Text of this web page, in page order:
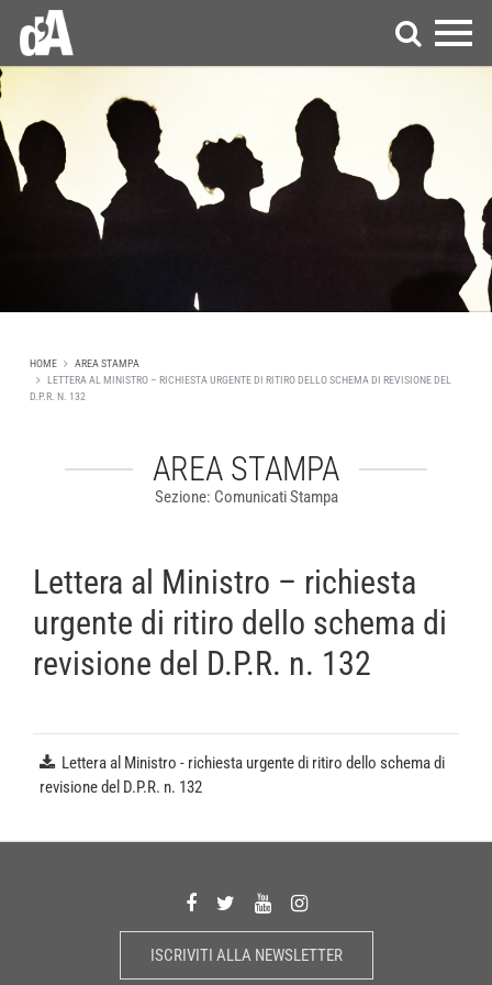
HOME
AREA STAMPA
LETTERA AL MINISTRO – RICHIESTA URGENTE DI RITIRO DELLO SCHEMA DI REVISIONE DEL
D.P.R. N. 132
AREA STAMPA
Sezione: Comunicati Stampa
Lettera al Ministro – richiesta
urgente di ritiro dello schema di
revisione del D.P.R. n. 132
Lettera al Ministro - richiesta urgente di ritiro dello schema di
revisione del D.P.R. n. 132
ISCRIVITI ALLA NEWSLETTER